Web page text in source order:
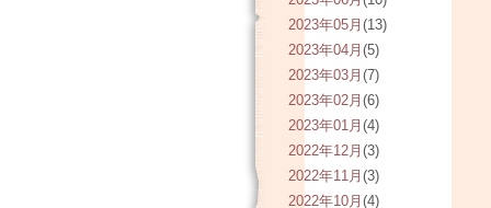
2023年05月 (13)
2023年04月 (5)
2023年03月 (7)
2023年02月 (6)
2023年01月 (4)
2022年12月 (3)
2022年11月 (3)
2022年10月 (4)